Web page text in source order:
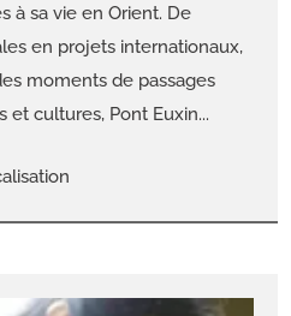
à sa vie en Orient. De
en projets internationaux,
moments de passages
cultures, Pont Euxin...